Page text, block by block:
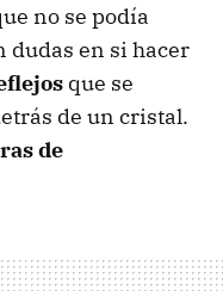
no se podía
dudas en si hacer
que se
de un cristal.
de